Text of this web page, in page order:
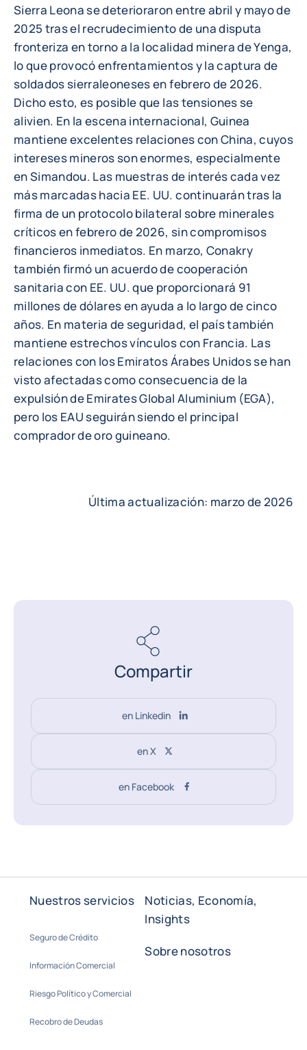
Sierra Leona se deterioraron entre abril y mayo de
2025 tras el recrudecimiento de una disputa
fronteriza en torno a la localidad minera de Yenga,
lo que provocó enfrentamientos y la captura de
soldados sierraleoneses en febrero de 2026.
Dicho esto, es posible que las tensiones se
alivien. En la escena internacional, Guinea
mantiene excelentes relaciones con China, cuyos
intereses mineros son enormes, especialmente
en Simandou. Las muestras de interés cada vez
más marcadas hacia EE. UU. continuarán tras la
firma de un protocolo bilateral sobre minerales
críticos en febrero de 2026, sin compromisos
financieros inmediatos. En marzo, Conakry
también firmó un acuerdo de cooperación
sanitaria con EE. UU. que proporcionará 91
millones de dólares en ayuda a lo largo de cinco
años. En materia de seguridad, el país también
mantiene estrechos vínculos con Francia. Las
relaciones con los Emiratos Árabes Unidos se han
visto afectadas como consecuencia de la
expulsión de Emirates Global Aluminium (EGA),
pero los EAU seguirán siendo el principal
comprador de oro guineano.
Última actualización: marzo de 2026
Compartir
en Linkedin
en X
en Facebook
Nuestros servicios
Seguro de Crédito
Información Comercial
Riesgo Político y Comercial
Recobro de Deudas
Noticias, Economía,
Insights
Sobre nosotros